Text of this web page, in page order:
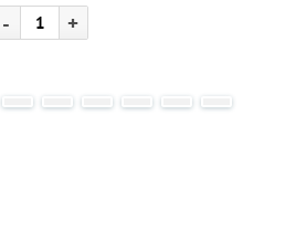
- +